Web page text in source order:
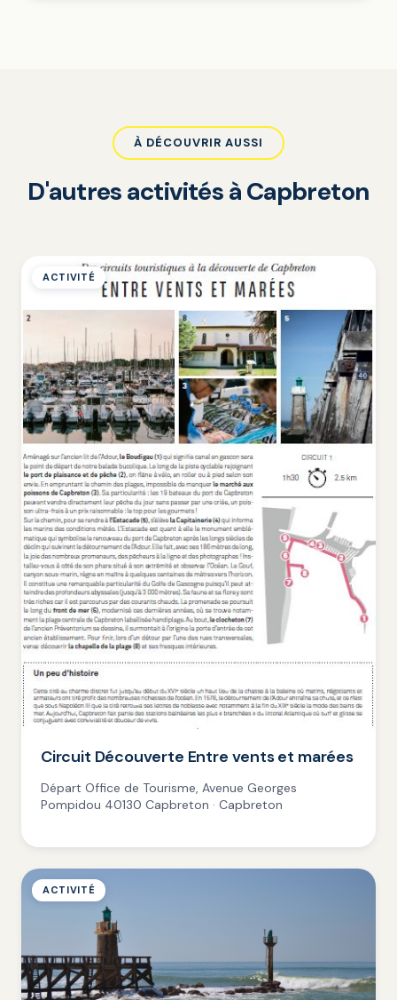
À DÉCOUVRIR AUSSI
D'autres activités à Capbreton
ACTIVITÉ
Circuit Découverte Entre vents et marées
Départ Office de Tourisme, Avenue Georges
Pompidou 40130 Capbreton · Capbreton
ACTIVITÉ